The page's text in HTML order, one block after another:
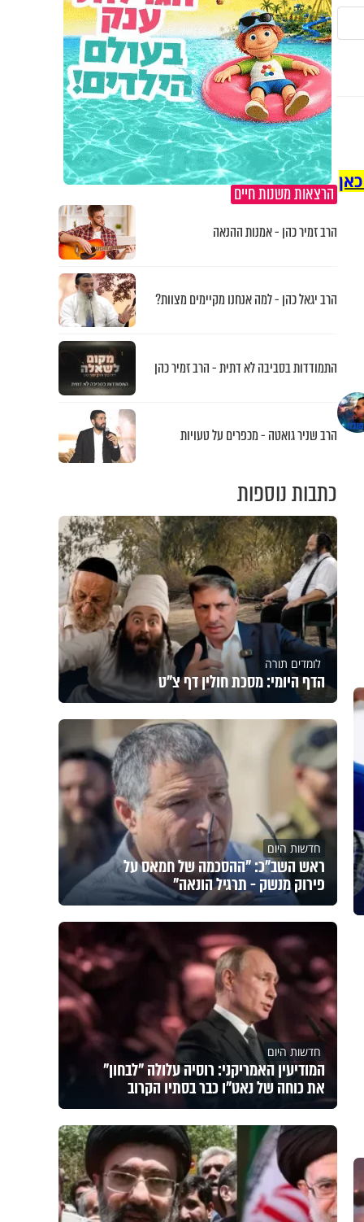
הרצאות משנות חיים
הרב זמיר כהן - אמנות ההנאה
הרב יגאל כהן - למה אנחנו מקיימים מצוות?
התמודדות בסביבה לא דתית - הרב זמיר כהן
הרב שניר גואטה - מכפרים על טעויות
כתבות נוספות
לומדים תורה
הדף היומי: מסכת חולין דף צ"ט
חדשות היום
ראש השב"כ: "ההסכמה של חמאס על
פירוק מנשק - תרגיל הונאה"
חדשות היום
המודיעין האמריקני: רוסיה עלולה "לבחון"
את כוחה של נאט"ו כבר בסתיו הקרוב